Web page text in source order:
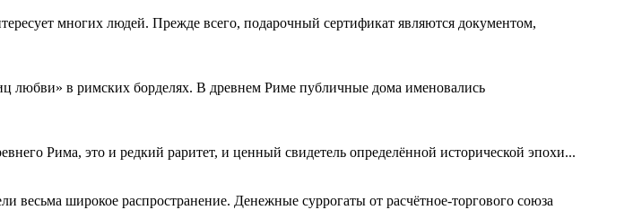
многих людей. Прежде всего, подарочный сертификат являются документом,
любви» в римских борделях. В древнем Риме публичные дома именовались
Рима, это и редкий раритет, и ценный свидетель определённой исторической эпохи...
широкое распространение. Денежные суррогаты от расчётное-торгового союза